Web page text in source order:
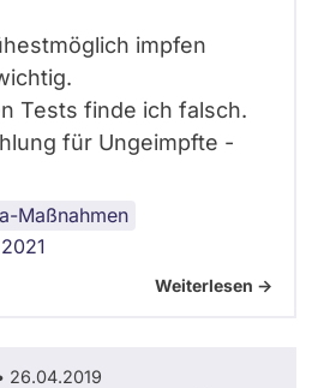
impfen
Tests finde ich falsch.
für Ungeimpfte -
Maßnahmen
Weiterlesen ->
26.04.2019